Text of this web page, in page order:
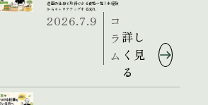
造園の仕事で取得できる資格一覧｜未経験
からキャリアアップする流れ
2026.7.9
コ
ラ
ム
詳し
く見
る